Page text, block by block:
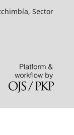
Sector